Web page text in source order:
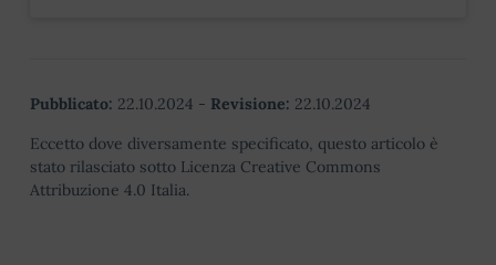
Pubblicato: 22.10.2024 - Revisione: 22.10.2024
Eccetto dove diversamente specificato, questo articolo è
stato rilasciato sotto Licenza Creative Commons
Attribuzione 4.0 Italia.